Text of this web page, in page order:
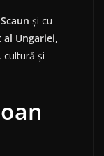
și cu
al Ungariei,
cultură și